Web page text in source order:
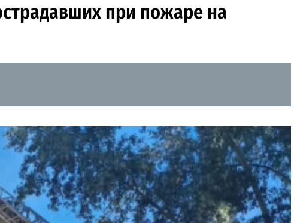
при пожаре на